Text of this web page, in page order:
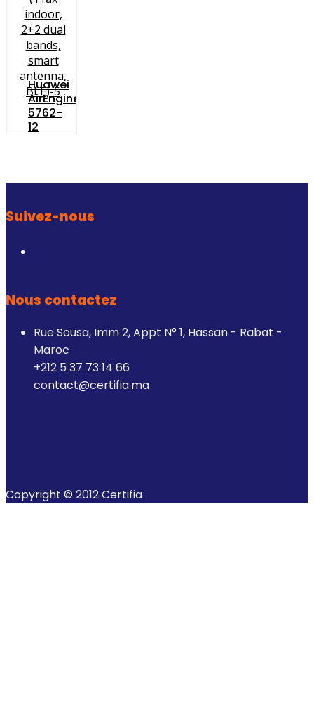
Huawei
AirEngine
5762-
12
Dual
Smart
Antenna,
Suivez-nous
Nous contactez
Rue Sousa, Imm 2, Appt N° 1, Hassan - Rabat -
Maroc
+212 5 37 73 14 66
contact@certifia.ma
Copyright © 2012 Certifia